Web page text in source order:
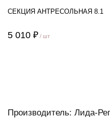
СЕКЦИЯ АНТРЕСОЛЬНАЯ 8.1
5 010 ₽ / шт
Производитель: Лида-